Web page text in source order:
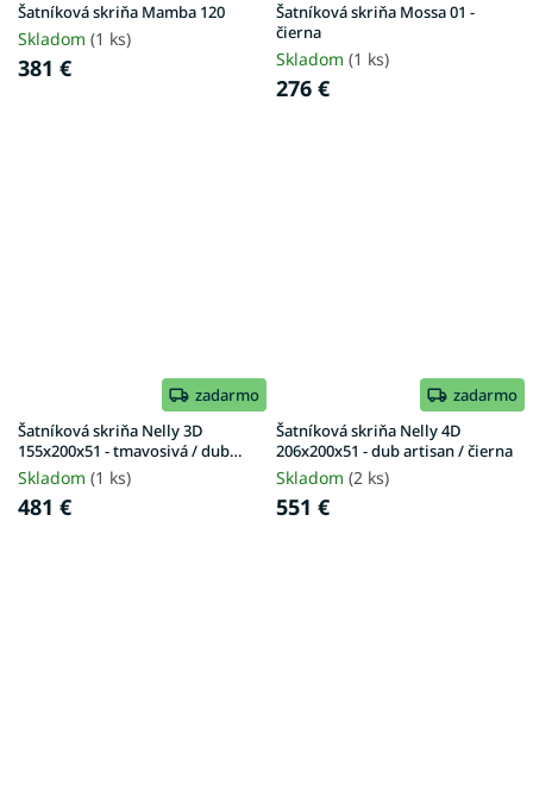
Šatníková skriňa Mamba 120
Skladom (1 ks)
381 €
Šatníková skriňa Mossa 01 -
čierna
Skladom (1 ks)
276 €
zadarmo
Šatníková skriňa Nelly 3D
155x200x51 - tmavosivá / dub
artisan
Skladom (1 ks)
481 €
zadarmo
Šatníková skriňa Nelly 4D
206x200x51 - dub artisan / čierna
Skladom (2 ks)
551 €